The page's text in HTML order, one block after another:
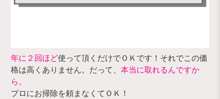
年に２回ほど使って頂くだけでＯＫです！それでこの価
格は高くありません。だって、本当に取れるんですか
ら。
プロにお掃除を頼まなくてＯＫ！